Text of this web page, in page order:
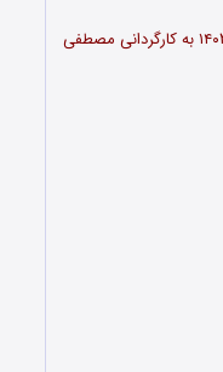
سریال جان سخت قسمت 14 محصول ۱۴۰۳ به کارگردانی مصطفی